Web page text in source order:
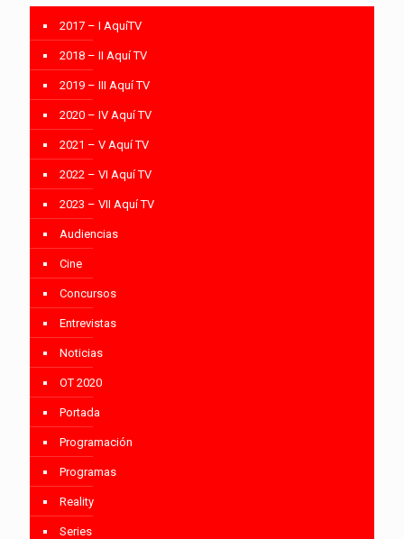
2017 – I AquíTV
2018 – II Aquí TV
2019 – III Aquí TV
2020 – IV Aquí TV
2021 – V Aquí TV
2022 – VI Aquí TV
2023 – VII Aquí TV
Audiencias
Cine
Concursos
Entrevistas
Noticias
OT 2020
Portada
Programación
Programas
Reality
Series